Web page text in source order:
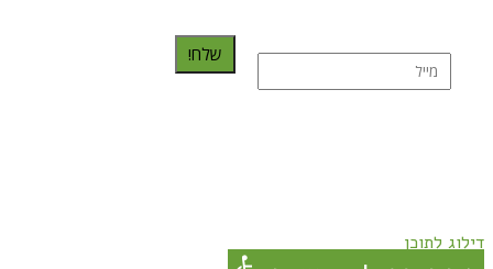
שלח!
דילוג לתוכן